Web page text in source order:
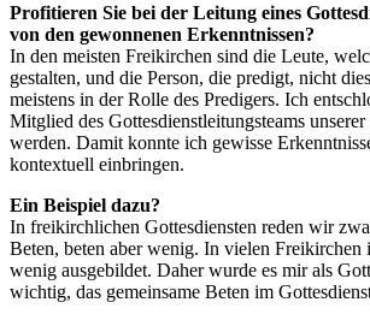
Profitieren Sie bei der Leitung eines
von den gewonnenen Erkenntnissen?
In den meisten Freikirchen sind die Leute,
gestalten, und die Person, die predigt, nicht
meistens in der Rolle des Predigers. Ich
Mitglied des Gottesdienstleitungsteams
werden. Damit konnte ich gewisse
kontextuell einbringen.
Ein Beispiel dazu?
In freikirchlichen Gottesdiensten reden wir
Beten, beten aber wenig. In vielen Freikirchen
wenig ausgebildet. Daher wurde es mir als
wichtig, das gemeinsame Beten im